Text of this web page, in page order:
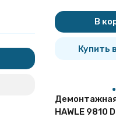
Возможна
Демонтажные
для
Более
В
Купить
HAWLE 9810